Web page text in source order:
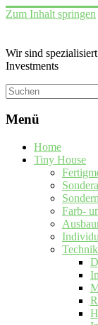
Zum Inhalt springen
Wir sind
Investments
Menü
Home
Tiny House
Farb-
Technik